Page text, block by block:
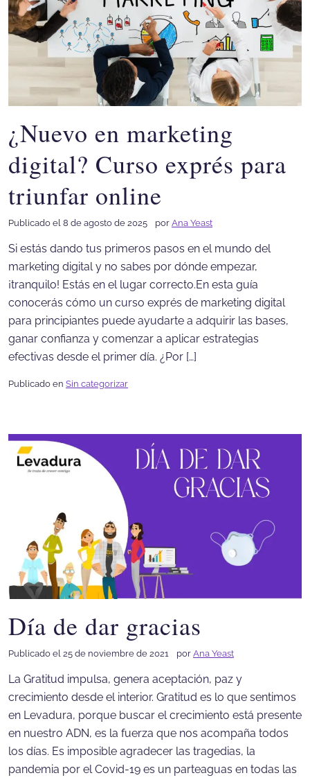
¿Nuevo en marketing
digital? Curso exprés para
triunfar online
Publicado el 8 de agosto de 2025 por Ana Yeast
Si estás dando tus primeros pasos en el mundo del
marketing digital y no sabes por dónde empezar,
¡tranquilo! Estás en el lugar correcto.En esta guía
conocerás cómo un curso exprés de marketing digital
para principiantes puede ayudarte a adquirir las bases,
ganar confianza y comenzar a aplicar estrategias
efectivas desde el primer día. ¿Por […]
Publicado en Sin categorizar
Día de dar gracias
Publicado el 25 de noviembre de 2021 por Ana Yeast
La Gratitud impulsa, genera aceptación, paz y
crecimiento desde el interior. Gratitud es lo que sentimos
en Levadura, porque buscar el crecimiento está presente
en nuestro ADN, es la fuerza que nos acompaña todos
los días. Es imposible agradecer las tragedias, la
pandemia por el Covid-19 es un parteaguas en todas las